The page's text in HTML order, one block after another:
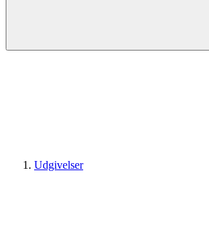
Udgivelser